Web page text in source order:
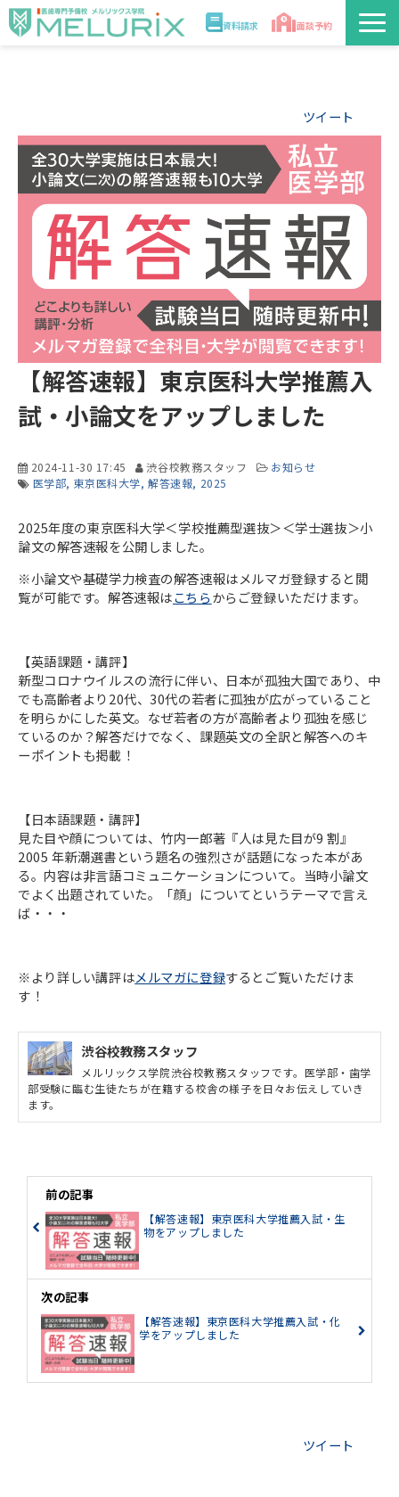
資料請求 面談予約
入学案内
合格実績・合格体験記
講師
医学部解答速報2026
ツイート
【解答速報】東京医科大学推薦入
試・小論文をアップしました
2024-11-30 17:45 渋谷校教務スタッフ
お知らせ
医学部 東京医科大学 解答速報 2025
2025年度の東京医科大学＜学校推薦型選抜＞＜学士選抜＞小
論文の解答速報を公開しました。
※小論文や基礎学力検査の解答速報はメルマガ登録すると閲
覧が可能です。解答速報はこちらからご登録いただけます。
【英語課題・講評】
新型コロナウイルスの流行に伴い、日本が孤独大国であり、中
でも高齢者より20代、30代の若者に孤独が広がっていること
を明らかにした英文。なぜ若者の方が高齢者より孤独を感じ
ているのか？解答だけでなく、課題英文の全訳と解答へのキ
ーポイントも掲載！
【日本語課題・講評】
見た目や顔については、竹内一郎著『人は見た目が9 割』
2005 年新潮選書という題名の強烈さが話題になった本があ
る。内容は非言語コミュニケーションについて。当時小論文
でよく出題されていた。「顔」についてというテーマで言え
ば・・・
※より詳しい講評はメルマガに登録するとご覧いただけま
す！
渋谷校教務スタッフ
メルリックス学院渋谷校教務スタッフです。医学部・歯学
部受験に臨む生徒たちが在籍する校舎の様子を日々お伝えしていき
ます。
前の記事
【解答速報】東京医科大学推薦入試・生
物をアップしました
次の記事
【解答速報】東京医科大学推薦入試・化
学をアップしました
ツイート